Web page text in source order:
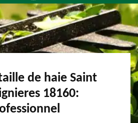
de haie Saint
18160: